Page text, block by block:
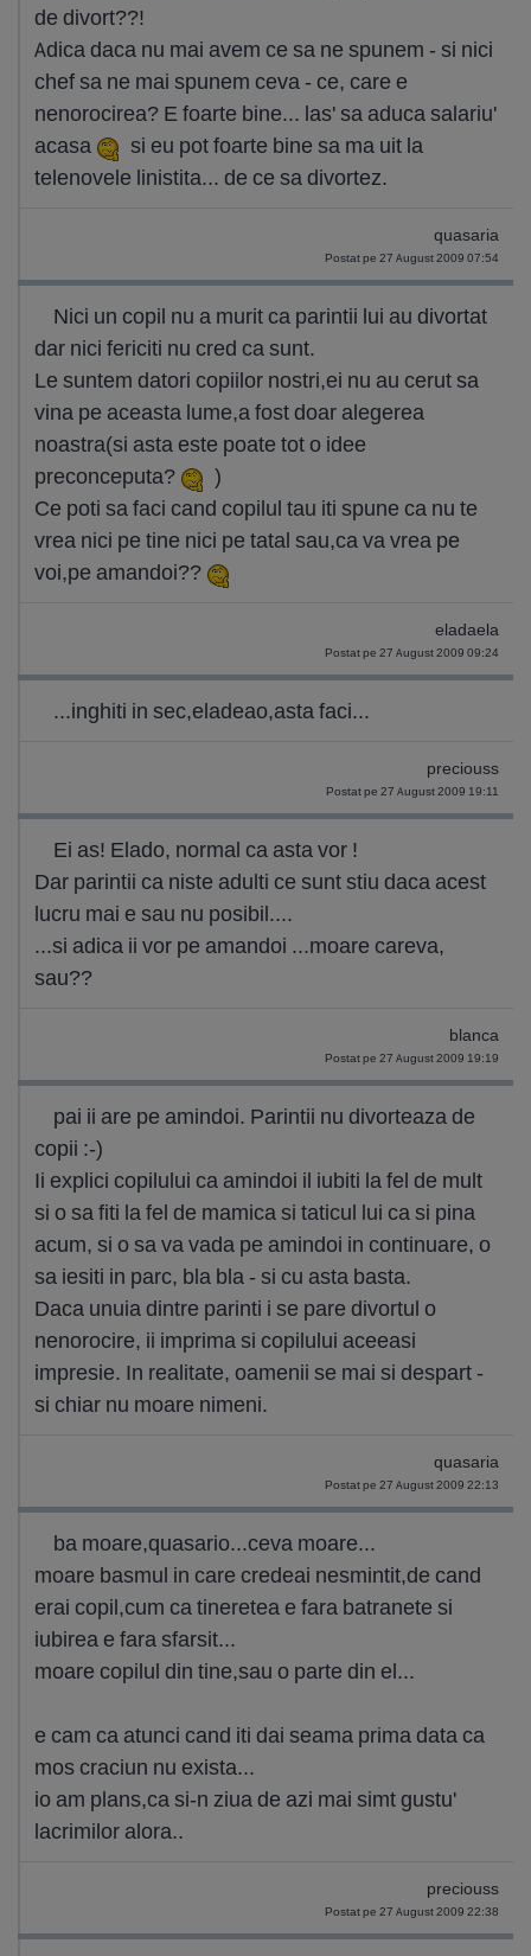
de divort??!
Adica daca nu mai avem ce sa ne spunem - si nici
chef sa ne mai spunem ceva - ce, care e
nenorocirea? E foarte bine... las' sa aduca salariu'
acasa
si eu pot foarte bine sa ma uit la
telenovele linistita... de ce sa divortez.
quasaria
Postat pe 27 August 2009 07:54
Nici un copil nu a murit ca parintii lui au divortat
dar nici fericiti nu cred ca sunt.
Le suntem datori copiilor nostri,ei nu au cerut sa
vina pe aceasta lume,a fost doar alegerea
noastra(si asta este poate tot o idee
preconceputa?
)
Ce poti sa faci cand copilul tau iti spune ca nu te
vrea nici pe tine nici pe tatal sau,ca va vrea pe
voi,pe amandoi??
eladaela
Postat pe 27 August 2009 09:24
...inghiti in sec,eladeao,asta faci...
preciouss
Postat pe 27 August 2009 19:11
Ei as! Elado, normal ca asta vor !
Dar parintii ca niste adulti ce sunt stiu daca acest
lucru mai e sau nu posibil....
...si adica ii vor pe amandoi ...moare careva,
sau??
blanca
Postat pe 27 August 2009 19:19
pai ii are pe amindoi. Parintii nu divorteaza de
copii :-)
Ii explici copilului ca amindoi il iubiti la fel de mult
si o sa fiti la fel de mamica si taticul lui ca si pina
acum, si o sa va vada pe amindoi in continuare, o
sa iesiti in parc, bla bla - si cu asta basta.
Daca unuia dintre parinti i se pare divortul o
nenorocire, ii imprima si copilului aceeasi
impresie. In realitate, oamenii se mai si despart -
si chiar nu moare nimeni.
quasaria
Postat pe 27 August 2009 22:13
ba moare,quasario...ceva moare...
moare basmul in care credeai nesmintit,de cand
erai copil,cum ca tineretea e fara batranete si
iubirea e fara sfarsit...
moare copilul din tine,sau o parte din el...
e cam ca atunci cand iti dai seama prima data ca
mos craciun nu exista...
io am plans,ca si-n ziua de azi mai simt gustu'
lacrimilor alora..
preciouss
Postat pe 27 August 2009 22:38